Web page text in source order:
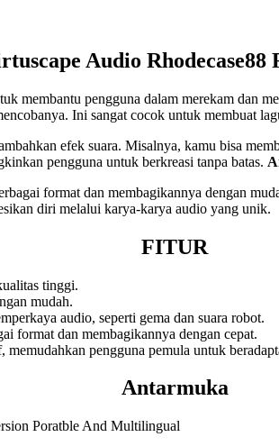
Audio Rhodecase88
membantu pengguna dalam merekam dan
Ini sangat cocok untuk membuat
efek suara. Misalnya, kamu bisa
pengguna untuk berkreasi tanpa batas.
format dan membagikannya dengan
diri melalui karya-karya audio yang unik.
FITUR
tinggi.
mudah.
audio, seperti gema dan suara robot.
format dan membagikannya dengan cepat.
memudahkan pengguna pemula untuk
Antarmuka